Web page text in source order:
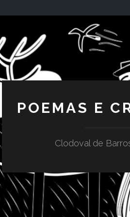
POEMAS E
Clodoval de